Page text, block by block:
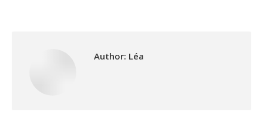
Author: Léa